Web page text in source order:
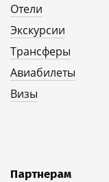
Отели
Экскурсии
Трансферы
Авиабилеты
Визы
Партнерам